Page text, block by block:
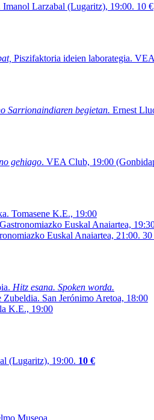
Imanol Larzabal (Lugaritz), 19:00. 10 €
Piszifaktoria ideien laborategia.
Sarrionaindiaren begietan. Ernest
gehiago. VEA Club, 19:00
Tomasene K.E., 19:00
Gastronomiazko Euskal Anaiartea,
Euskal Anaiartea, 21:00. 30
Hitz esana. Spoken worda.
San Jerónimo Aretoa, 18:00
K.E., 19:00
(Lugaritz), 19:00. 10 €
Museoa.